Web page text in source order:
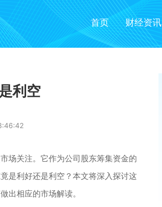
首页 财经资讯
利空
场关注。它作为公司股东筹集资金的
是利好还是利空？本文将深入探讨这
出相应的市场解读。